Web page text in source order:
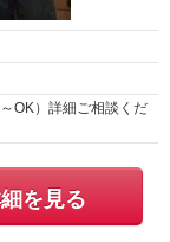
OK）詳細ご相談くだ
を見る